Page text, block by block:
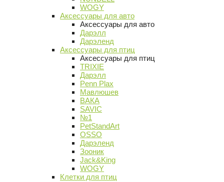
WOGY
Аксессуары для авто
Аксессуары для авто
Дарэлл
Дарэленд
Аксессуары для птиц
Аксессуары для птиц
TRIXIE
Дарэлл
Penn Plax
Мавлюшев
ВАКА
SAVIC
№1
PetStandArt
OSSO
Дарэленд
Зооник
Jack&King
WOGY
Клетки для птиц